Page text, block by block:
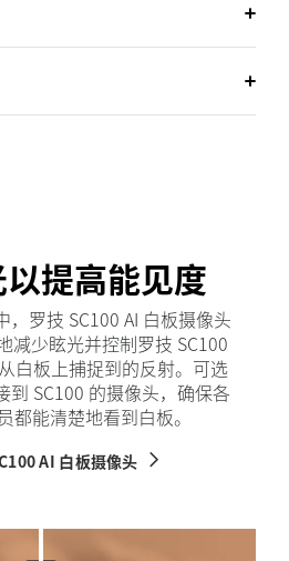
提高能见度
，罗技 SC100 AI 白板摄像头
减少眩光并控制罗技 SC100
白板上捕捉到的反射。可选
到 SC100 的摄像头，确保各
都能清楚地看到白板。
AI 白板摄像头